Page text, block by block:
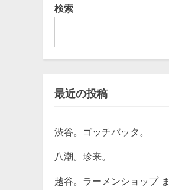
検索
最近の投稿
渋谷。ゴッチバッタ。
八潮。珍来。
越谷。ラーメンショップ